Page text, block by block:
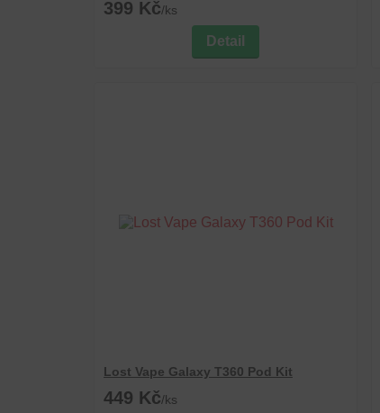
399 Kč/ks
Detail
Lost Vape Galaxy T360 Pod Kit
449 Kč/ks